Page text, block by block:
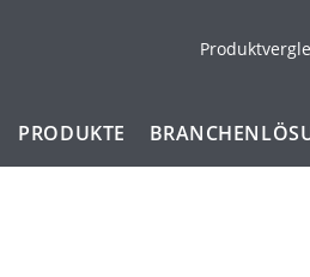
PRODUKTE